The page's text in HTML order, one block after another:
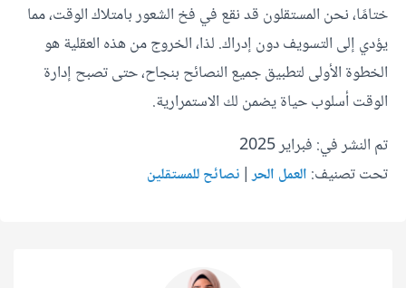
ختامًا، نحن المستقلون قد نقع في فخ الشعور بامتلاك الوقت، مما
يؤدي إلى التسويف دون إدراك. لذا، الخروج من هذه العقلية هو
الخطوة الأولى لتطبيق جميع النصائح بنجاح، حتى تصبح إدارة
الوقت أسلوب حياة يضمن لك الاستمرارية.
تم النشر في: فبراير 2025
تحت تصنيف: العمل الحر| نصائح للمستقلين